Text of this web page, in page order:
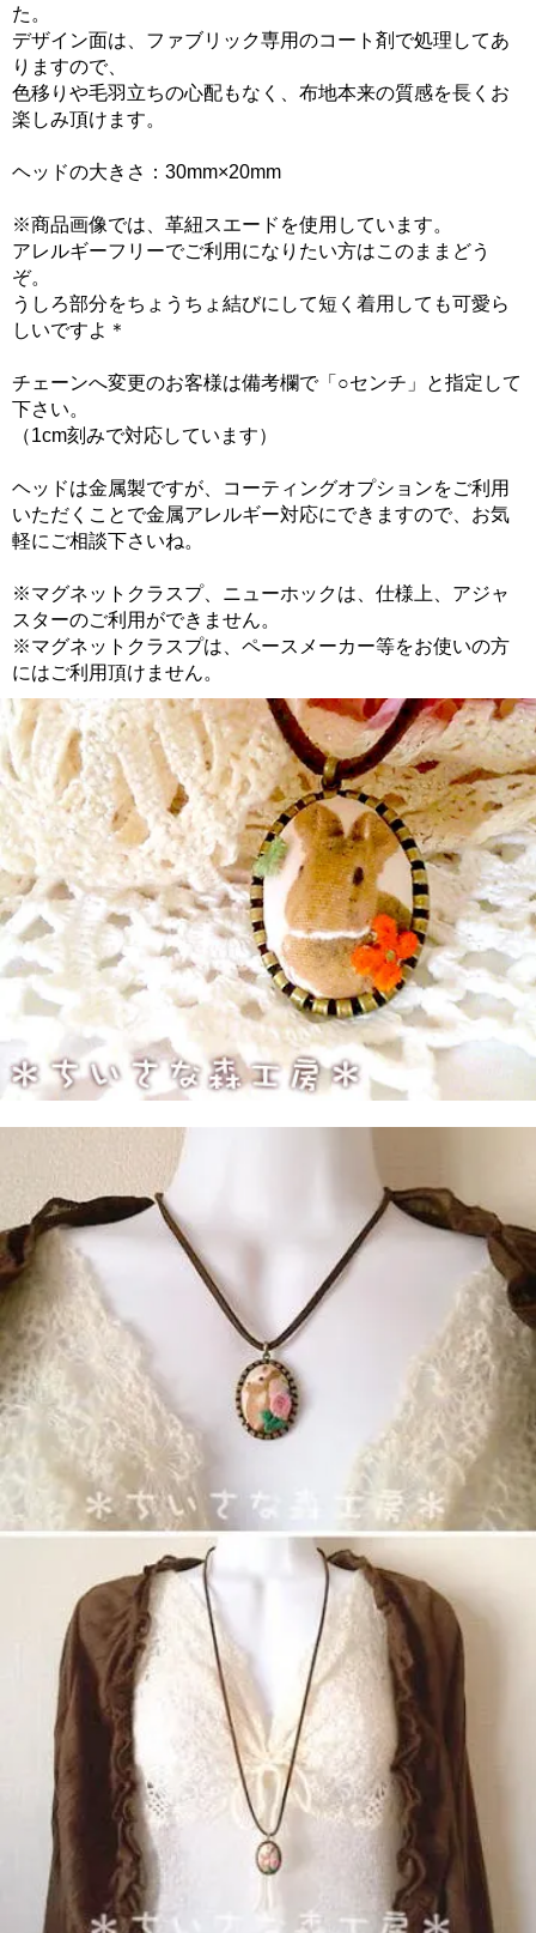
た。
デザイン面は、ファブリック専用のコート剤で処理してあ
りますので、
色移りや毛羽立ちの心配もなく、布地本来の質感を長くお
楽しみ頂けます。
ヘッドの大きさ：30mm×20mm
※商品画像では、革紐スエードを使用しています。
アレルギーフリーでご利用になりたい方はこのままどう
ぞ。
うしろ部分をちょうちょ結びにして短く着用しても可愛ら
しいですよ＊
チェーンへ変更のお客様は備考欄で「○センチ」と指定して
下さい。
（1cm刻みで対応しています）
ヘッドは金属製ですが、コーティングオプションをご利用
いただくことで金属アレルギー対応にできますので、お気
軽にご相談下さいね。
※マグネットクラスプ、ニューホックは、仕様上、アジャ
スターのご利用ができません。
※マグネットクラスプは、ペースメーカー等をお使いの方
にはご利用頂けません。